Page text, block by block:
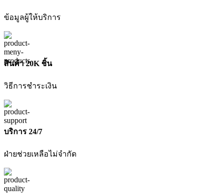
12V
ชิ้น
ข้อมูลผู้ให้บริการ
สินค้า 20K ชิ้น
วิธีการชำระเงิน
บริการ 24/7
ฝ่ายช่วยเหลือไม่จำกัด